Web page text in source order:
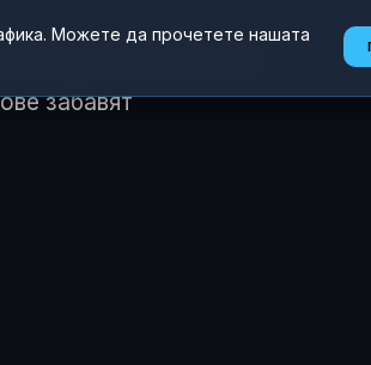
Резултатите
забавят
Можете да прочетете нашата